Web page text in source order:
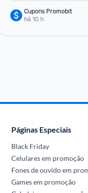
Cupons Promobit
há 10 h
Páginas Especiais
Black Friday
Celulares em promoção
Fones de ouvido em
Games em promoção